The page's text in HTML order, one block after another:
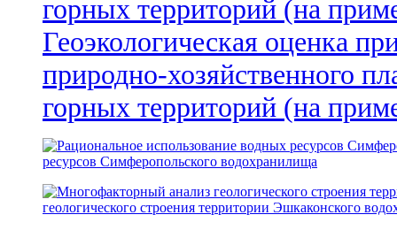
Геоэкологическая оценка
природно-хозяйственного
горных территорий (на
ресурсов Симферопольского водохранилища
геологического строения территории Эшкаконского